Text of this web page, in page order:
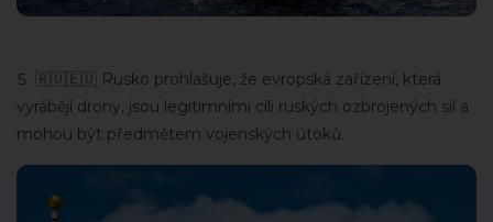
🇷🇺🇪🇺 Rusko prohlašuje, že evropská zařízení, která
vyrábějí drony, jsou legitimními cíli ruských ozbrojených sil a
mohou být předmětem vojenských útoků.